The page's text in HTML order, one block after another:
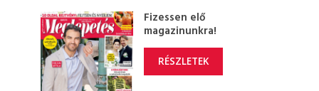
Fizessen elő
magazinunkra!
RÉSZLETEK